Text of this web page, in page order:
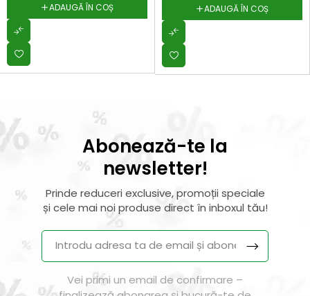
ADAUGĂ ÎN COȘ ADAUGĂ ÎN COȘ
Abonează-te la
newsletter!
Prinde reduceri exclusive, promoții speciale
și cele mai noi produse direct în inboxul tău!
Vei primi un email de confirmare –